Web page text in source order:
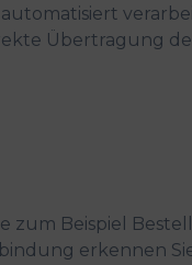
Übertragung
zum Beispiel
erkennen